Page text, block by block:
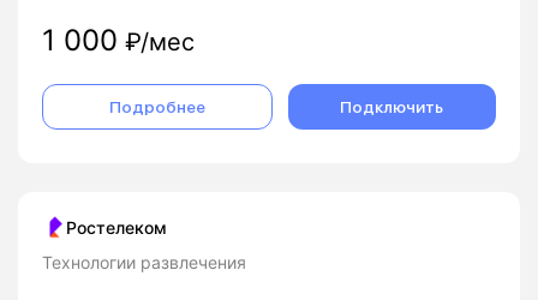
1 000 ₽/мес
Подробнее Подключить
Ростелеком
Технологии развлечения